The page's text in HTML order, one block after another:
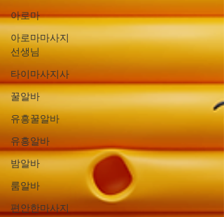
아로마
아로마마사지
선생님
타이마사지사
꿀알바
유흥꿀알바
유흥알바
밤알바
룸알바
편안한마사지